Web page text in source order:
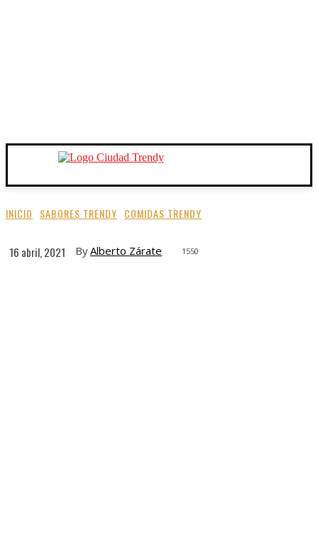
INICIO SABORES TRENDY COMIDAS TRENDY
16 abril, 2021 ByAlberto Zárate 1550